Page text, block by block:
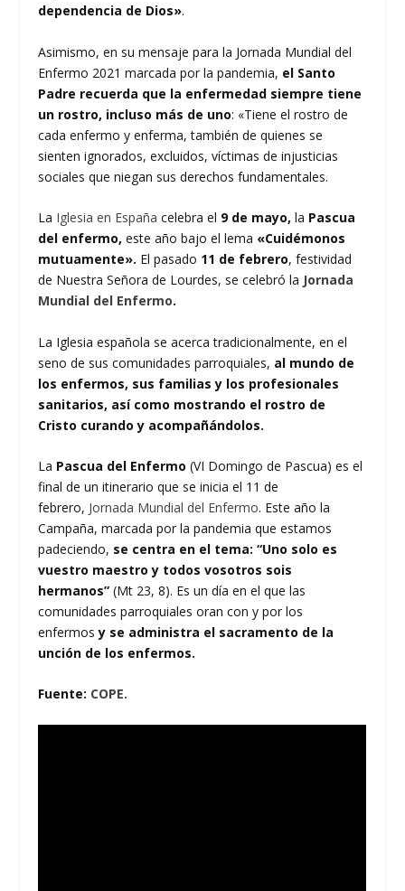
dependencia de Dios».
Asimismo, en su mensaje para la Jornada Mundial del
Enfermo 2021 marcada por la pandemia, el Santo
Padre recuerda que la enfermedad siempre tiene
un rostro, incluso más de uno: «Tiene el rostro de
cada enfermo y enferma, también de quienes se
sienten ignorados, excluidos, víctimas de injusticias
sociales que niegan sus derechos fundamentales.
La Iglesia en España celebra el 9 de mayo,la Pascua
del enfermo,este año bajo el lema «Cuidémonos
mutuamente». El pasado 11 de febrero, festividad
de Nuestra Señora de Lourdes, se celebró la Jornada
Mundial del Enfermo.
La Iglesia española se acerca tradicionalmente, en el
seno de sus comunidades parroquiales, al mundo de
los enfermos, sus familias y los profesionales
sanitarios, así como mostrando el rostro de
Cristo curando y acompañándolos.
La Pascua del Enfermo(VI Domingo de Pascua) es el
final de un itinerario que se inicia el 11 de
febrero, Jornada Mundial del Enfermo. Este año la
Campaña, marcada por la pandemia que estamos
padeciendo, se centra en el tema: “Uno solo es
vuestro maestro y todos vosotros sois
hermanos” (Mt 23, 8). Es un día en el que las
comunidades parroquiales oran con y por los
enfermosy se administra el sacramento de la
unción de los enfermos.
Fuente: COPE.